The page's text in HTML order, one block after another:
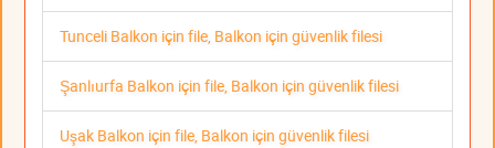
Tunceli Balkon için file, Balkon için güvenlik filesi
Şanlıurfa Balkon için file, Balkon için güvenlik filesi
Uşak Balkon için file, Balkon için güvenlik filesi